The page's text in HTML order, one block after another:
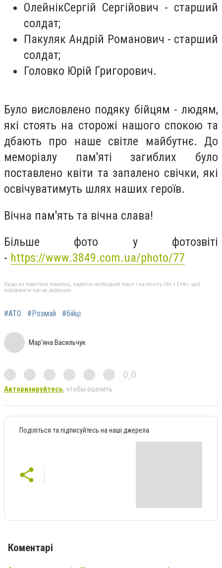
ОлейнікСергій Сергійович - старший
солдат;
Пакуляк Андрій Романович - старший
солдат;
Головко Юрій Григорович.
Було висловлено подяку бійцям - людям,
які стоять на сторожі нашого спокою та
дбають про наше світле майбутнє. До
меморіалу пам'яті загиблих було
поставлено квіти та запалено свічки, які
освічуватимуть шлях наших героїв.
Вічна пам'ять та вічна слава!
Більше фото у фотозвіті
- https://www.3849.com.ua/photo/77
Якщо ви помітили помилку, виділіть необхідний текст і натисніть Ctrl + Enter, щоб
повідомити про це редакцію
#АТО #Розмай #бійці
Мар'яна Васильчук
0,0
Авторизируйтесь, чтобы оценить
Поділіться та підписуйтесь на наші джерела
Коментарі